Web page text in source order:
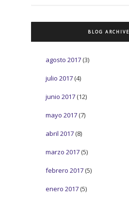
BLOG ARCHIVE
agosto 2017 (3)
julio 2017 (4)
junio 2017 (12)
mayo 2017 (7)
abril 2017 (8)
marzo 2017 (5)
febrero 2017 (5)
enero 2017 (5)